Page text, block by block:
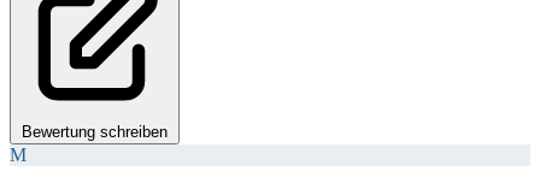
Bewertung schreiben
M